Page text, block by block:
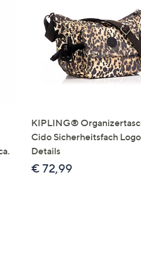
KIPLING®
Cido Sicherheitsfach
Details
€ 72,99